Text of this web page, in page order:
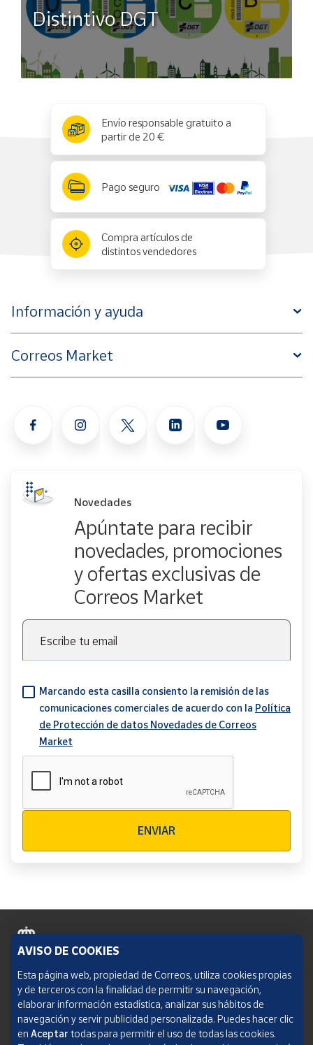
Distintivo DGT
Envío responsable gratuito a
partir de 20 €
Pago seguro
Compra artículos de
distintos vendedores
Información y ayuda
Correos Market
Novedades
Apúntate para recibir
novedades, promociones
y ofertas exclusivas de
Correos Market
Escribe tu email
Marcando esta casilla consiento la remisión de las
comunicaciones comerciales de acuerdo con la Política
de Protección de datos Novedades de Correos
Market
ENVIAR
Política de cookies
Aviso legal
Condiciones del servicio
AVISO DE COOKIES
Esta página web, propiedad de Correos, utiliza cookies propias
y de terceros con la finalidad de permitir su navegación,
elaborar información estadística, analizar sus hábitos de
navegación y servir publicidad personalizada. Puedes hacer clic
en Aceptar todas para permitir el uso de todas las cookies.